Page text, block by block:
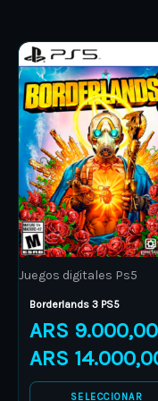
Juegos digitales Ps5
Borderlands 3 PS5
ARS 9.000,00
ARS
SELECCIONAR
This
product
has
multiple
variants.
The
options
may
be
chosen
on
the
product
page